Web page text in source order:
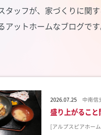
タッフが、家づくりに関す
アットホームなブログで
2026.07.25 中南
盛り上がるこ
[アルプスピアホー